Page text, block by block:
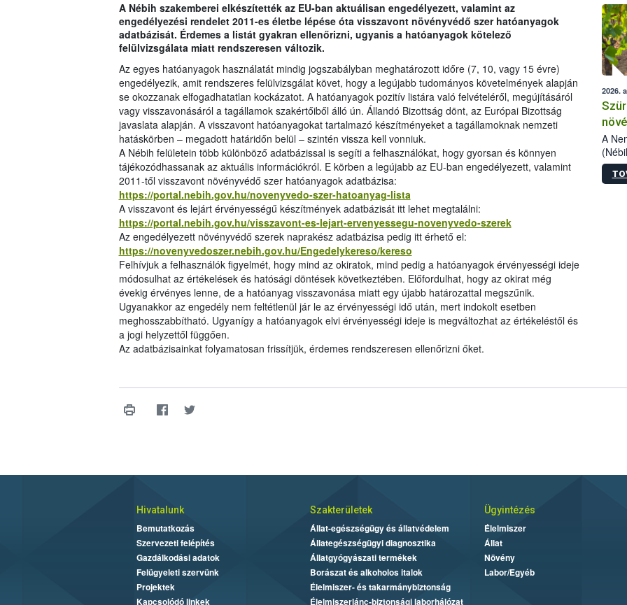
A Nébih szakemberei elkészítették az EU-ban aktuálisan engedélyezett, valamint az
engedélyezési rendelet 2011-es életbe lépése óta visszavont növényvédő szer hatóanyagok
adatbázisát. Érdemes a listát gyakran ellenőrizni, ugyanis a hatóanyagok kötelező
felülvizsgálata miatt rendszeresen változik.
Az egyes hatóanyagok használatát mindig jogszabályban meghatározott időre (7, 10, vagy 15 évre)
engedélyezik, amit rendszeres felülvizsgálat követ, hogy a legújabb tudományos követelmények alapján
se okozzanak elfogadhatatlan kockázatot. A hatóanyagok pozitív listára való felvételéről, megújításáról
vagy visszavonásáról a tagállamok szakértőiből álló ún. Állandó Bizottság dönt, az Európai Bizottság
javaslata alapján. A visszavont hatóanyagokat tartalmazó készítményeket a tagállamoknak nemzeti
hatáskörben – megadott határidőn belül – szintén vissza kell vonniuk.
A Nébih felületein több különböző adatbázissal is segíti a felhasználókat, hogy gyorsan és könnyen
tájékozódhassanak az aktuális információkról. E körben a legújabb az EU-ban engedélyezett, valamint
2011-től visszavont növényvédő szer hatóanyagok adatbázisa:
https://portal.nebih.gov.hu/novenyvedo-szer-hatoanyag-lista
A visszavont és lejárt érvényességű készítmények adatbázisát itt lehet megtalálni:
https://portal.nebih.gov.hu/visszavont-es-lejart-ervenyessegu-novenyvedo-szerek
Az engedélyezett növényvédő szerek naprakész adatbázisa pedig itt érhető el:
https://novenyvedoszer.nebih.gov.hu/Engedelykereso/kereso
Felhívjuk a felhasználók figyelmét, hogy mind az okiratok, mind pedig a hatóanyagok érvényességi ideje
módosulhat az értékelések és hatósági döntések következtében. Előfordulhat, hogy az okirat még
évekig érvényes lenne, de a hatóanyag visszavonása miatt egy újabb határozattal megszűnik.
Ugyanakkor az engedély nem feltétlenül jár le az érvényességi idő után, mert indokolt esetben
meghosszabbítható. Ugyanígy a hatóanyagok elvi érvényességi ideje is megváltozhat az értékeléstől és
a jogi helyzettől függően.
Az adatbázisainkat folyamatosan frissítjük, érdemes rendszeresen ellenőrizni őket.
2026.
A
Hivatalunk
Bemutatkozás
Szervezeti felépítés
Gazdálkodási adatok
Felügyeleti szervünk
Projektek
Kapcsolódó linkek
Szakterületek
Állat-egészségügy és állatvédelem
Állategészségügyi diagnosztika
Állatgyógyászati termékek
Borászat és alkoholos italok
Élelmiszer- és takarmánybiztonság
Élelmiszerlánc-biztonsági laborhálózat
Ügyintézés
Élelmiszer
Állat
Növény
Labor/Egyéb